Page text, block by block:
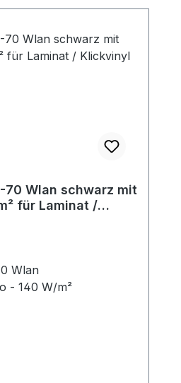
70 Wlan schwarz mit
für Laminat /
Wlan
- 140 W/m²